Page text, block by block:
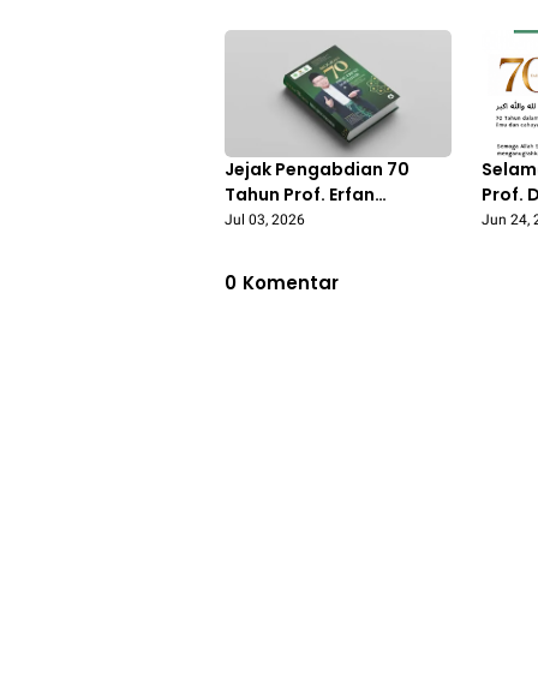
Tanggung Jawab
Jejak Pengabdian 70
Tahun Prof. Erfan
Soebahar Diabadikan
Jul 03, 2026
Prof.
Jun 24,
0 Komentar